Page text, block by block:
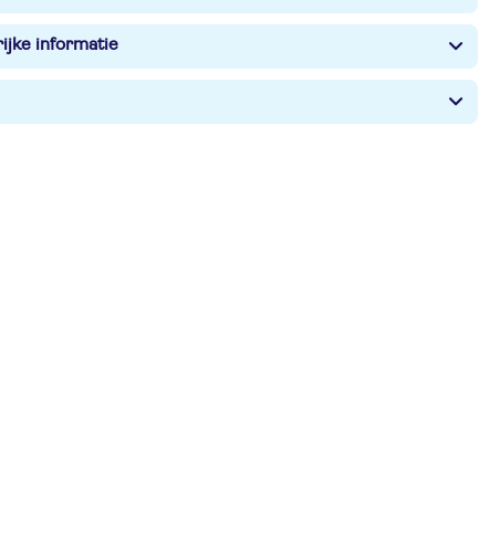
informatie